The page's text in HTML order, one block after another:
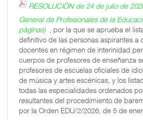
RESOLUCIÓN de 24 de julio de
General de Profesionales de la
páginas)
, por la que se aprueba el
definitivo de las personas aspirantes a
docentes en régimen de interinidad
cuerpos de profesores de enseñanza
profesores de escuelas oficiales de
de música y artes escénicas, y los
todas las especialidades ordenados
resultantes del procedimiento de
por la Orden EDU/2/2026, de 5 de